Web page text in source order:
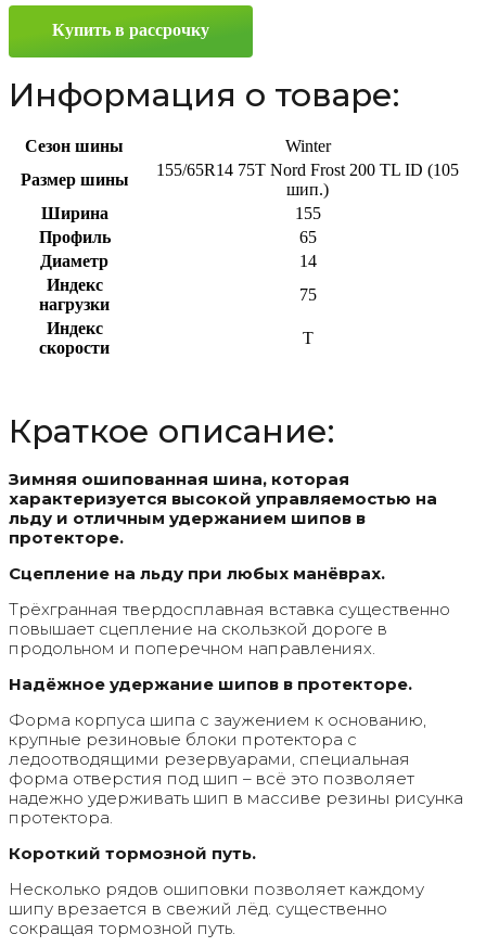
155/65
75T
Купить в рассрочку
Информация о товаре:
Сезон шины
Winter
Размер шины
155/65R14 75T Nord Frost 200 TL ID (105
шип.)
Ширина
155
Профиль
65
Диаметр
14
Индекс
нагрузки
75
Индекс
скорости
T
Краткое описание:
Зимняя ошипованная шина, которая
характеризуется высокой управляемостью на
льду и отличным удержанием шипов в
протекторе.
Сцепление на льду при любых манёврах.
Трёхгранная твердосплавная вставка существенно
повышает сцепление на скользкой дороге в
продольном и поперечном направлениях.
Надёжное удержание шипов в протекторе.
Форма корпуса шипа с заужением к основанию,
крупные резиновые блоки протектора с
ледоотводящими резервуарами, специальная
форма отверстия под шип – всё это позволяет
надежно удерживать шип в массиве резины рисунка
протектора.
Короткий тормозной путь.
Несколько рядов ошиповки позволяет каждому
шипу врезается в свежий лёд. существенно
сокращая тормозной путь.